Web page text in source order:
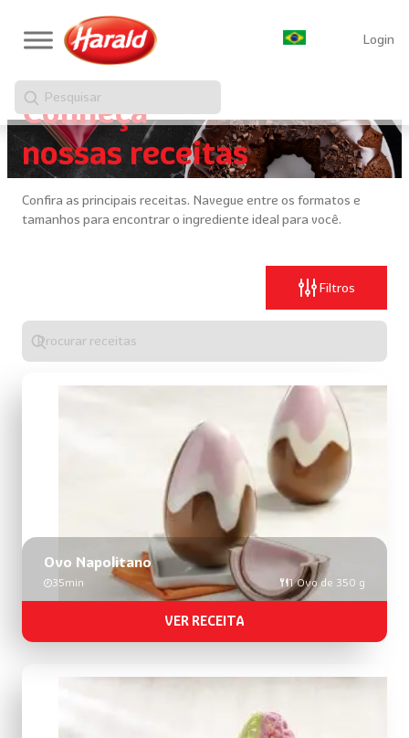
Login
Pesquisar
Conheça
nossas receitas
Confira as principais receitas. Navegue entre os formatos e
tamanhos para encontrar o ingrediente ideal para você.
Filtros
Digite
algo
para
Ovo Napolitano
35min 1 Ovo de 350 g
VER RECEITA